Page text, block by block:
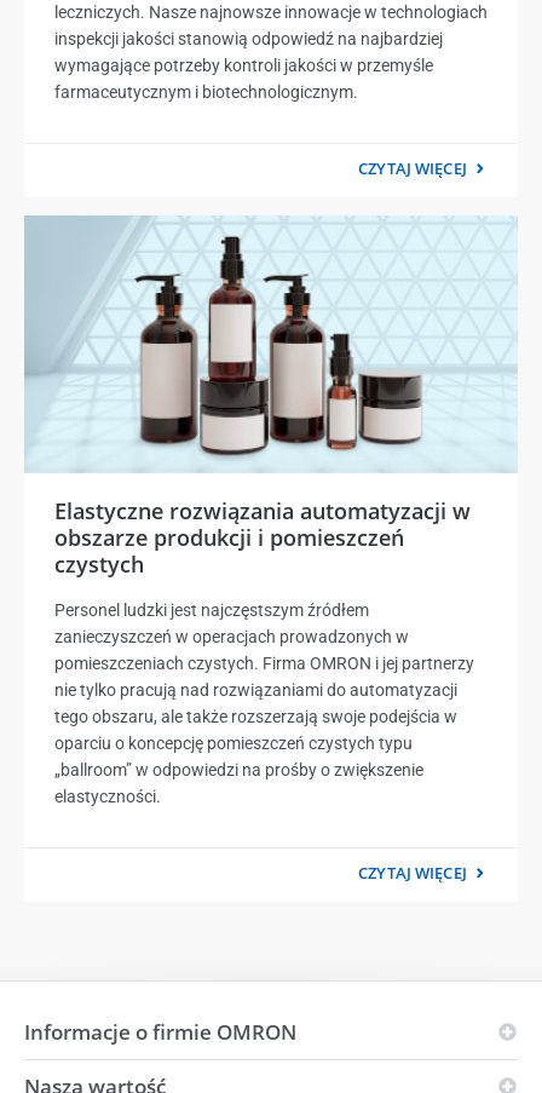
leczniczych. Nasze najnowsze innowacje w technologiach
inspekcji jakości stanowią odpowiedź na najbardziej
wymagające potrzeby kontroli jakości w przemyśle
farmaceutycznym i biotechnologicznym.
CZYTAJ WIĘCEJ
Elastyczne rozwiązania automatyzacji w
obszarze produkcji i pomieszczeń
czystych
Personel ludzki jest najczęstszym źródłem
zanieczyszczeń w operacjach prowadzonych w
pomieszczeniach czystych. Firma OMRON i jej partnerzy
nie tylko pracują nad rozwiązaniami do automatyzacji
tego obszaru, ale także rozszerzają swoje podejścia w
oparciu o koncepcję pomieszczeń czystych typu
„ballroom” w odpowiedzi na prośby o zwiększenie
elastyczności.
CZYTAJ WIĘCEJ
Informacje o firmie OMRON
Zasady OMRON
Nasza wartość